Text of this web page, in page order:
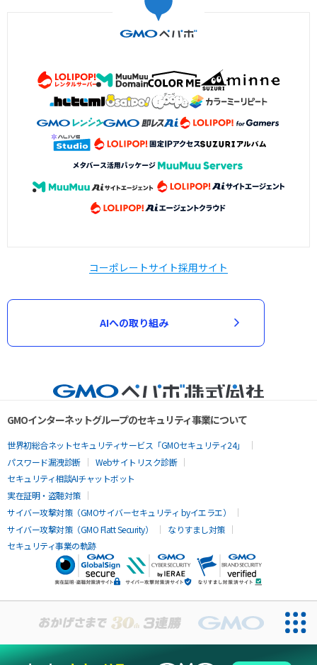
コーポレートサイト採用サイト
AIへの取り組み
GMOインターネットグループのセキュリティ事業について
世界初総合ネットセキュリティサービス「GMOセキュリティ24」
パスワード漏洩診断
Webサイトリスク診断
セキュリティ相談AIチャットボット
実在証明・盗聴対策
サイバー攻撃対策（GMOサイバーセキュリティ byイエラエ）
サイバー攻撃対策（GMO Flatt Security）
なりすまし対策
セキュリティ事業の軌跡